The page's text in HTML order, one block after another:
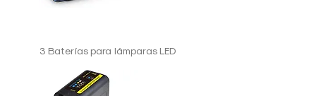
3 Baterías para lámparas LED